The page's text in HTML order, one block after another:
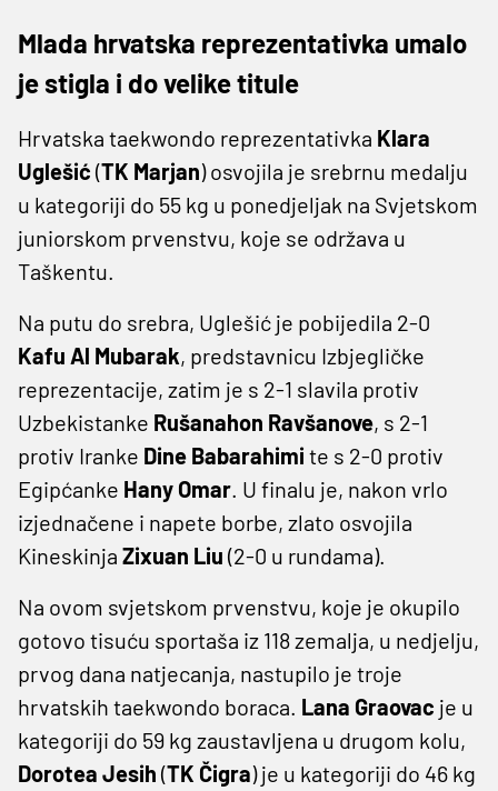
Mlada hrvatska reprezentativka umalo
je stigla i do velike titule
Hrvatska taekwondo reprezentativka Klara
Uglešić (TK Marjan) osvojila je srebrnu medalju
u kategoriji do 55 kg u ponedjeljak na Svjetskom
juniorskom prvenstvu, koje se održava u
Taškentu.
Na putu do srebra, Uglešić je pobijedila 2-0
Kafu Al Mubarak, predstavnicu Izbjegličke
reprezentacije, zatim je s 2-1 slavila protiv
Uzbekistanke Rušanahon Ravšanove, s 2-1
protiv Iranke Dine Babarahimi te s 2-0 protiv
Egipćanke Hany Omar. U finalu je, nakon vrlo
izjednačene i napete borbe, zlato osvojila
Kineskinja Zixuan Liu (2-0 u rundama).
Na ovom svjetskom prvenstvu, koje je okupilo
gotovo tisuću sportaša iz 118 zemalja, u nedjelju,
prvog dana natjecanja, nastupilo je troje
hrvatskih taekwondo boraca. Lana Graovac je u
kategoriji do 59 kg zaustavljena u drugom kolu,
Dorotea Jesih (TK Čigra) je u kategoriji do 46 kg